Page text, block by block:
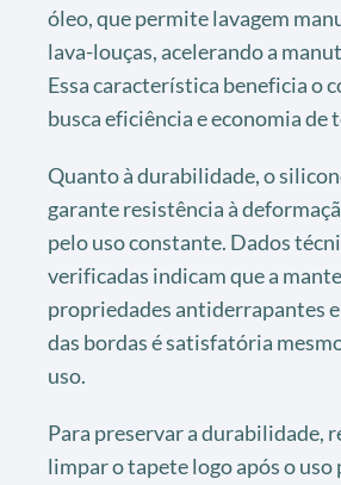
óleo, que permite lavagem
lava-louças, acelerando a
Essa característica beneficia o
busca eficiência e economia de
Quanto à durabilidade, o
garante resistência à
pelo uso constante. Dados
verificadas indicam que a
propriedades antiderrapantes
das bordas é satisfatória
uso.
Para preservar a durabilidade,
limpar o tapete logo após o uso